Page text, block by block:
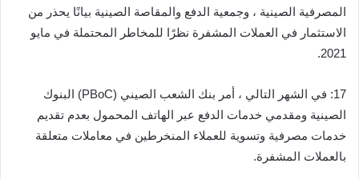
المصرفية الصينية ، وجمعية الدفع والمقاصة الصينية بيانًا يحذر من
الاستثمار في العملات المشفرة نظرًا للمخاطر المحتملة في مايو
2021.
17: في الشهر التالي ، أمر بنك الشعب الصيني (PBoC) البنوك
الصينية ومقدمي خدمات الدفع عبر الهاتف المحمول بعدم تقديم
خدمات مصرفية وتسوية للعملاء المنخرطين في معاملات متعلقة
بالعملات المشفرة.